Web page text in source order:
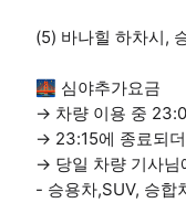
(5) 바나힐 하차시,
🌉 심야추가요금
→ 차량 이용 중
→ 23:15에 종료되
→ 당일 차량 기사님
- 승용차,SUV, 승합